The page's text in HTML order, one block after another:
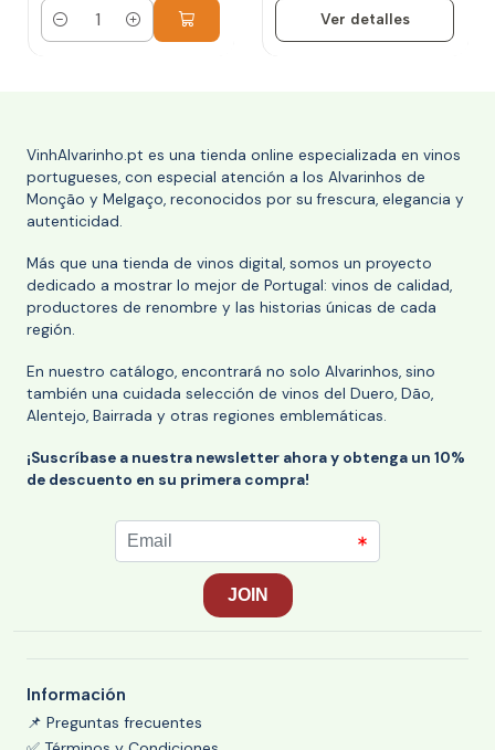
Cantidad
Ver detalles
VinhAlvarinho.pt es una tienda online especializada en vinos
portugueses, con especial atención a los Alvarinhos de
Monção y Melgaço, reconocidos por su frescura, elegancia y
autenticidad.
Más que una tienda de vinos digital, somos un proyecto
dedicado a mostrar lo mejor de Portugal: vinos de calidad,
productores de renombre y las historias únicas de cada
región.
En nuestro catálogo, encontrará no solo Alvarinhos, sino
también una cuidada selección de vinos del Duero, Dão,
Alentejo, Bairrada y otras regiones emblemáticas.
¡Suscríbase a nuestra newsletter ahora y obtenga un 10%
de descuento en su primera compra!
Información
📌 Preguntas frecuentes